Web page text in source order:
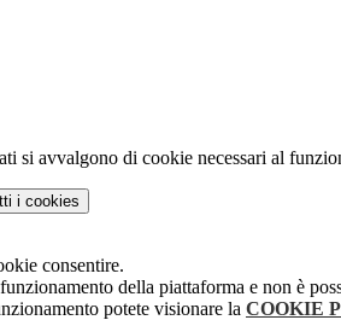
si avvalgono di cookie necessari al
i cookies
consentire.
della piattaforma e non è
potete visionare la COOKIE